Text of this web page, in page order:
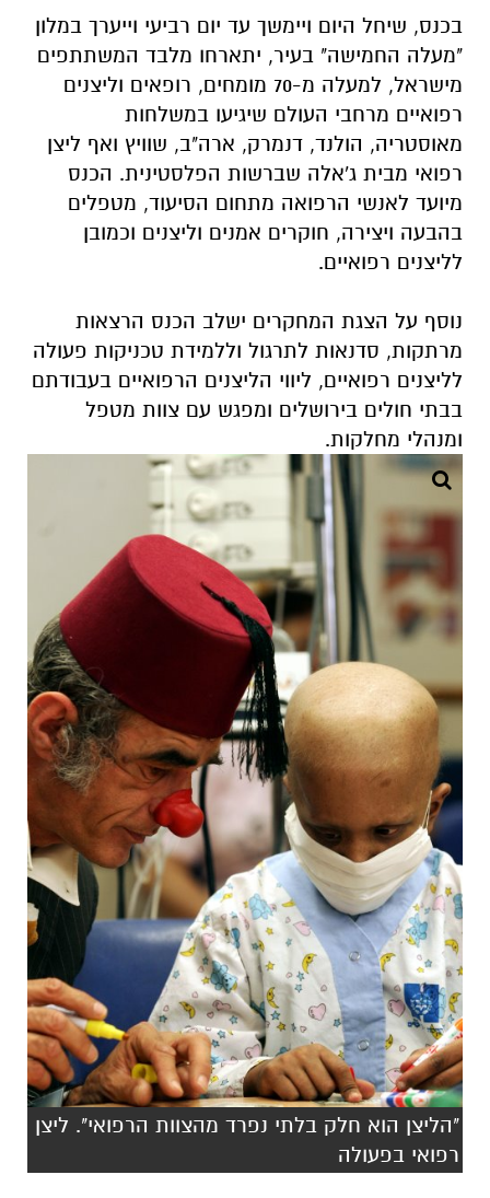
בכנס, שיחל היום ויימשך עד יום רביעי וייערך במלון
"מעלה החמישה" בעיר, יתארחו מלבד המשתתפים
מישראל, למעלה מ-70 מומחים, רופאים וליצנים
רפואיים מרחבי העולם שיגיעו במשלחות
מאוסטריה, הולנד, דנמרק, ארה"ב, שוויץ ואף ליצן
רפואי מבית ג'אלה שברשות הפלסטינית. הכנס
מיועד לאנשי הרפואה מתחום הסיעוד, מטפלים
בהבעה ויצירה, חוקרים אמנים וליצנים וכמובן
לליצנים רפואיים.
נוסף על הצגת המחקרים ישלב הכנס הרצאות
מרתקות, סדנאות לתרגול וללמידת טכניקות פעולה
לליצנים רפואיים, ליווי הליצנים הרפואיים בעבודתם
בבתי חולים בירושלים ומפגש עם צוות מטפל
ומנהלי מחלקות.
"הליצן הוא חלק בלתי נפרד מהצוות הרפואי". ליצן
רפואי בפעולה